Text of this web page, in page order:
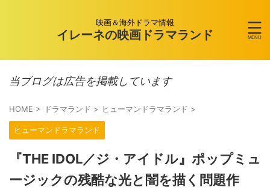
映画＆海外ドラマ情報
イレーネの映画ドラマランド
当ブログは広告を掲載しています
HOME > ドラマランド > ヒューマンドラマランド >
ヒューマンドラマランド
『THE IDOL／ジ・アイドル』ポップミュ
ージックの残酷な光と闇を描く問題作